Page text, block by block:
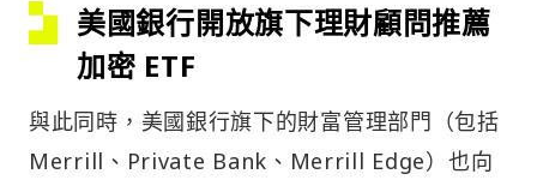
美國銀行開放旗下理財顧問推薦
加密 ETF
與此同時，美國銀行旗下的財富管理部門（包括
Merrill、Private Bank、Merrill Edge）也向